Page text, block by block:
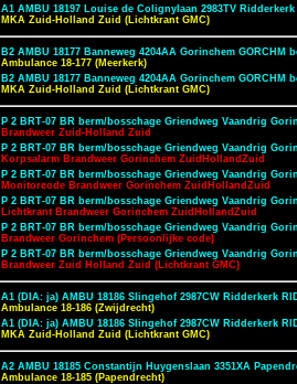
A1 AMBU 18197 Louise de Colignylaan 2983TV
MKA Zuid-Holland Zuid (Lichtkrant GMC)
B2 AMBU 18177 Banneweg 4204AA Gorinchem GORCHM
Ambulance 18-177 (Meerkerk)
B2 AMBU 18177 Banneweg 4204AA Gorinchem GORCHM
MKA Zuid-Holland Zuid (Lichtkrant GMC)
P 2 BRT-07 BR berm/bosschage Griendweg Vaandrig
Brandweer Zuid-Holland Zuid
P 2 BRT-07 BR berm/bosschage Griendweg Vaandrig
Korpsalarm Brandweer Gorinchem ZuidHollandZuid
P 2 BRT-07 BR berm/bosschage Griendweg Vaandrig
Monitorcode Brandweer Gorinchem ZuidHollandZuid
P 2 BRT-07 BR berm/bosschage Griendweg Vaandrig
Lichtkrant Brandweer Gorinchem ZuidHollandZuid
P 2 BRT-07 BR berm/bosschage Griendweg Vaandrig
Brandweer Gorinchem (Persoonlijke code)
P 2 BRT-07 BR berm/bosschage Griendweg Vaandrig
Brandweer Zuid Holland Zuid (Lichtkrant GMC)
A1 (DIA: ja) AMBU 18186 Slingehof 2987CW Ridderkerk
Ambulance 18-186 (Zwijdrecht)
A1 (DIA: ja) AMBU 18186 Slingehof 2987CW Ridderkerk
MKA Zuid-Holland Zuid (Lichtkrant GMC)
A2 AMBU 18185 Constantijn Huygenslaan 3351XA
Ambulance 18-185 (Papendrecht)